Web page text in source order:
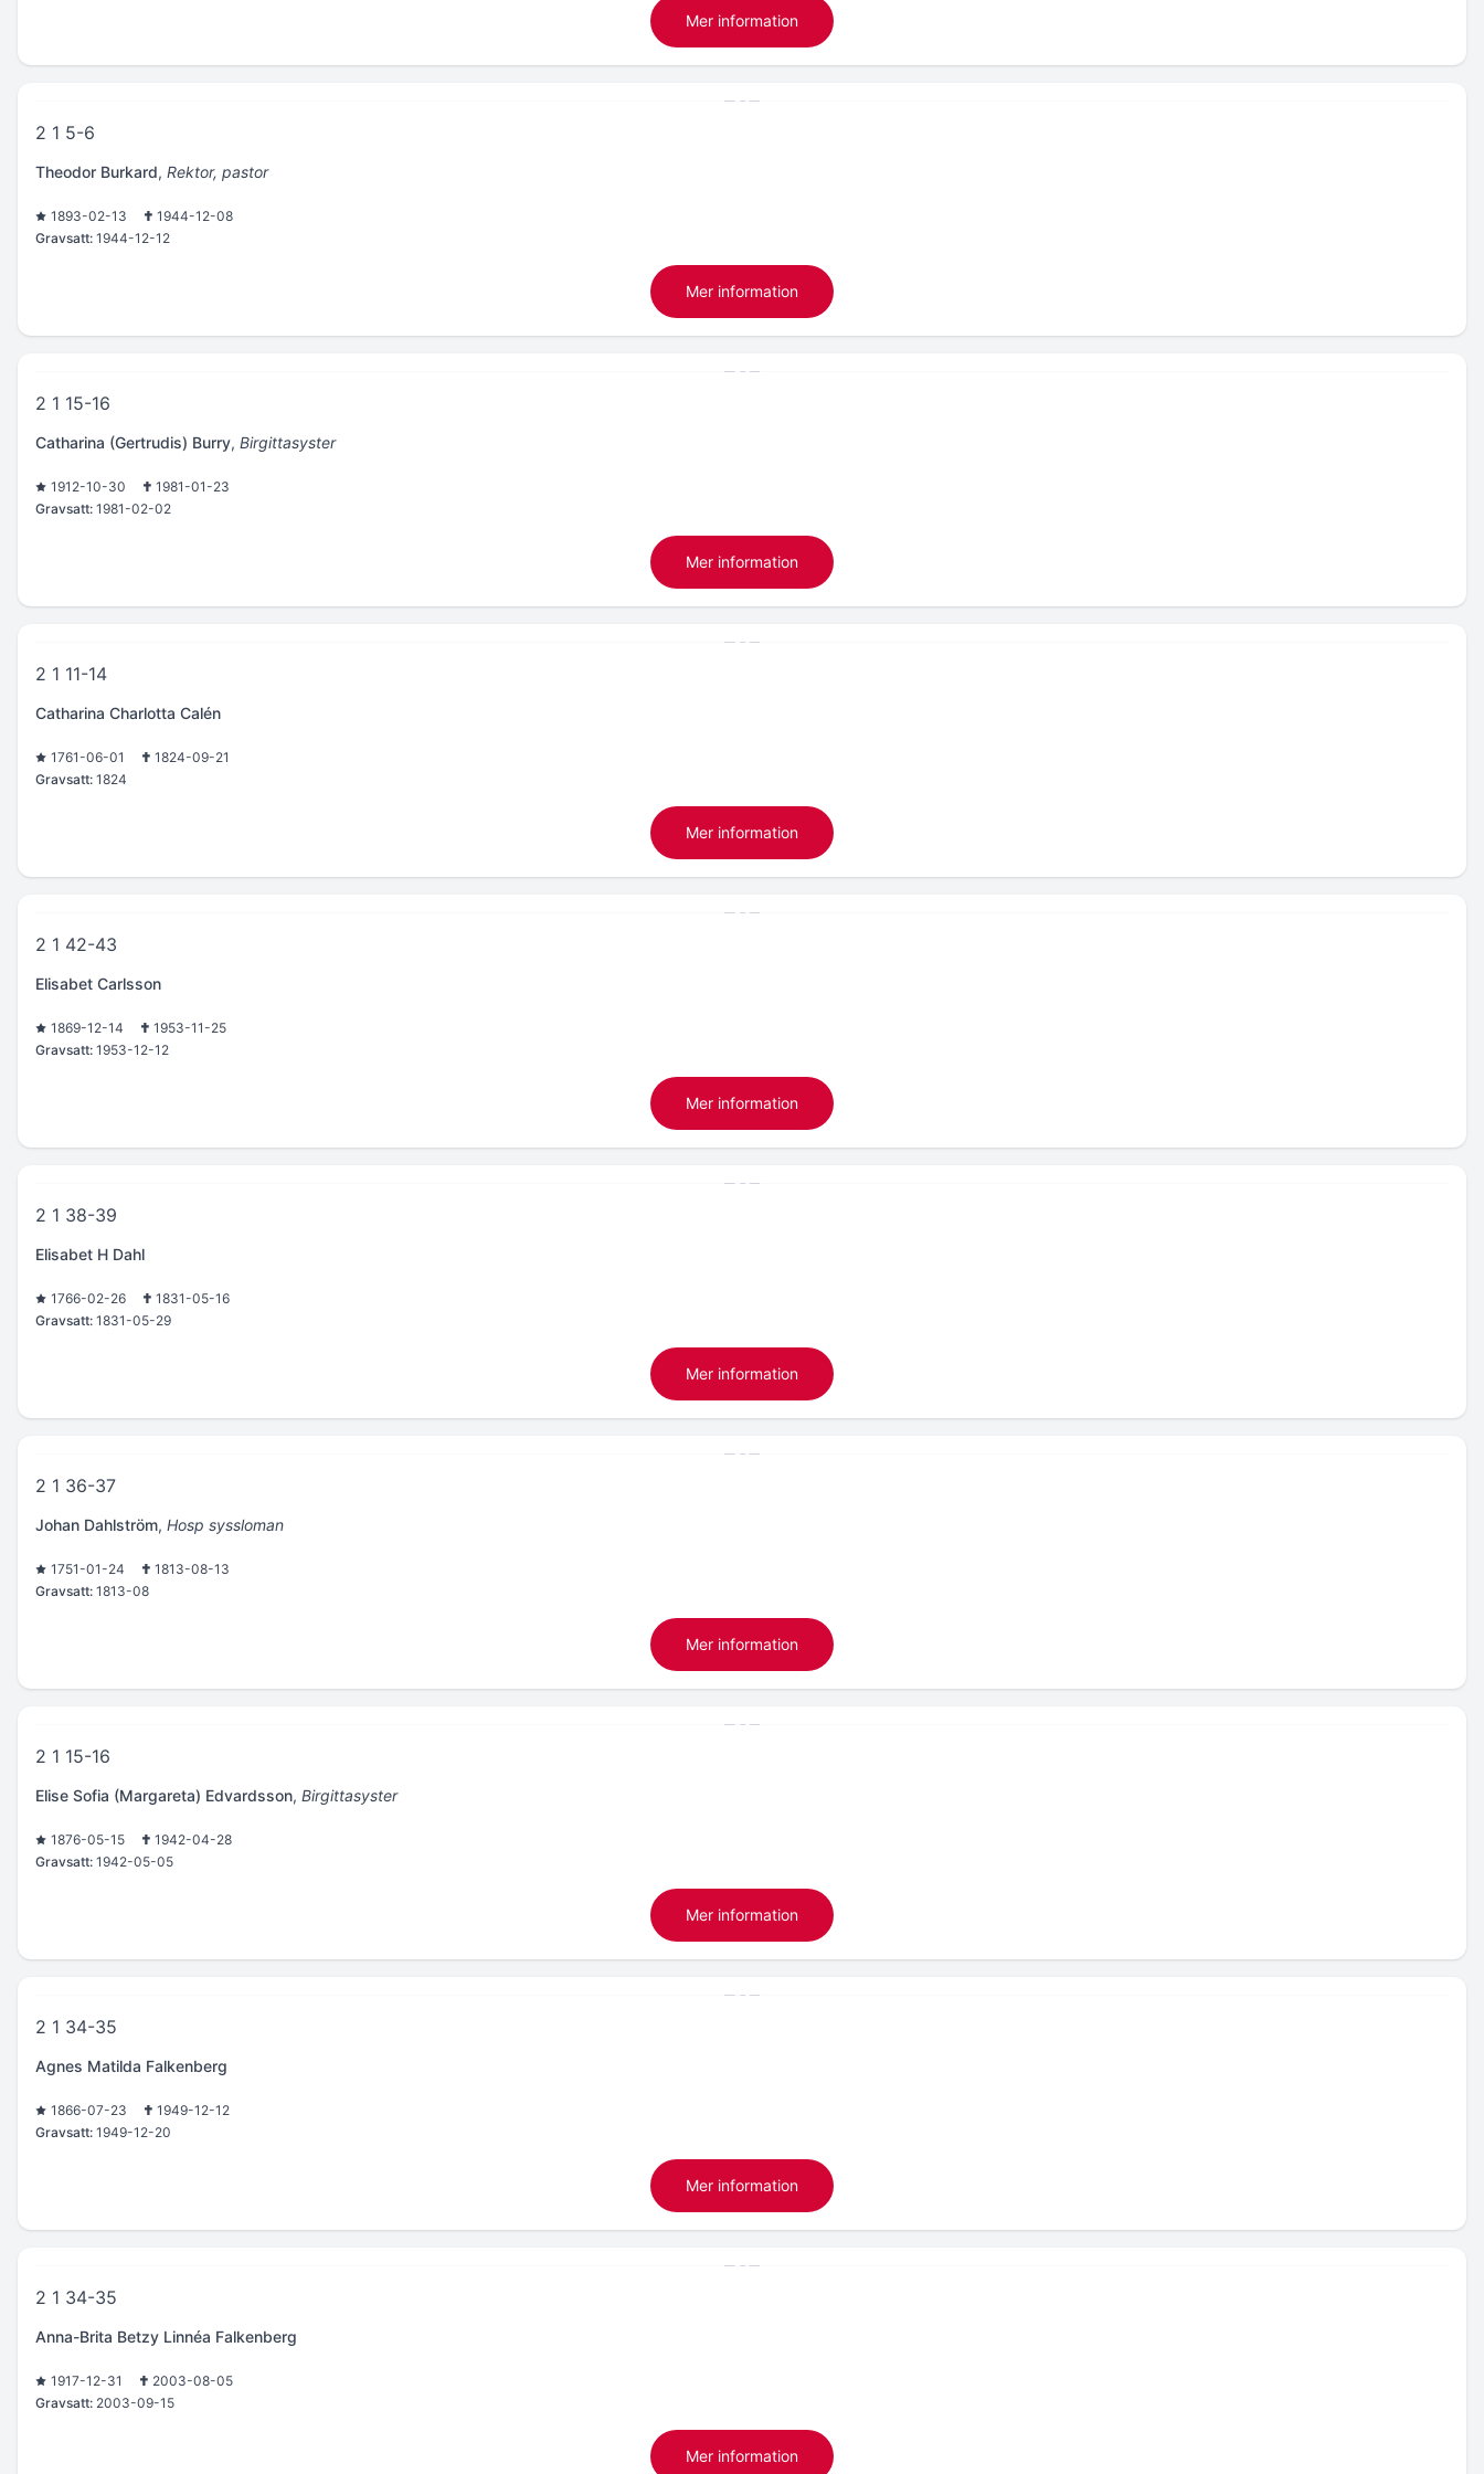
Mer information
2 1 5-6
Theodor Burkard, Rektor, pastor
1893-02-13
1944-12-08
Gravsatt: 1944-12-12
Mer information
2 1 15-16
Catharina (Gertrudis) Burry, Birgittasyster
1912-10-30
1981-01-23
Gravsatt: 1981-02-02
Mer information
2 1 11-14
Catharina Charlotta Calén
1761-06-01
1824-09-21
Gravsatt: 1824
Mer information
2 1 42-43
Elisabet Carlsson
1869-12-14
1953-11-25
Gravsatt: 1953-12-12
Mer information
2 1 38-39
Elisabet H Dahl
1766-02-26
1831-05-16
Gravsatt: 1831-05-29
Mer information
2 1 36-37
Johan Dahlström, Hosp syssloman
1751-01-24
1813-08-13
Gravsatt: 1813-08
Mer information
2 1 15-16
Elise Sofia (Margareta) Edvardsson, Birgittasyster
1876-05-15
1942-04-28
Gravsatt: 1942-05-05
Mer information
2 1 34-35
Agnes Matilda Falkenberg
1866-07-23
1949-12-12
Gravsatt: 1949-12-20
Mer information
2 1 34-35
Anna-Brita Betzy Linnéa Falkenberg
1917-12-31
2003-08-05
Gravsatt: 2003-09-15
Mer information